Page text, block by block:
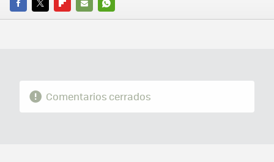
FACEBOOK
TWITTERFLIPBOARD
E-
WHATSAPP
Comentarios cerrados